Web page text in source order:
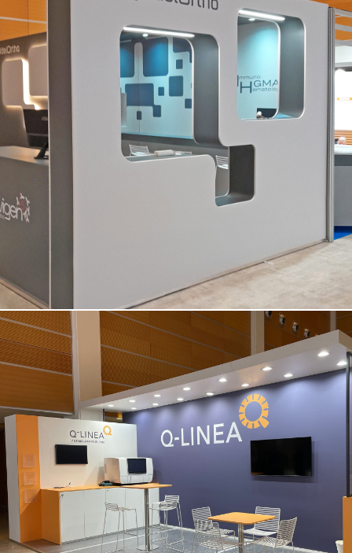
QUIDEL ORTHO | Simti – Vicenza
Q-LINEA | Amcli – Rimini